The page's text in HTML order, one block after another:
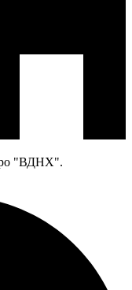
"ВДНХ".